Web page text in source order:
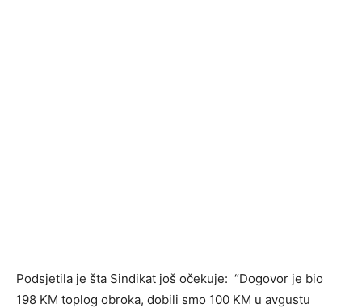
Podsjetila je šta Sindikat još očekuje: “Dogovor je bio
198 KM toplog obroka, dobili smo 100 KM u avgustu